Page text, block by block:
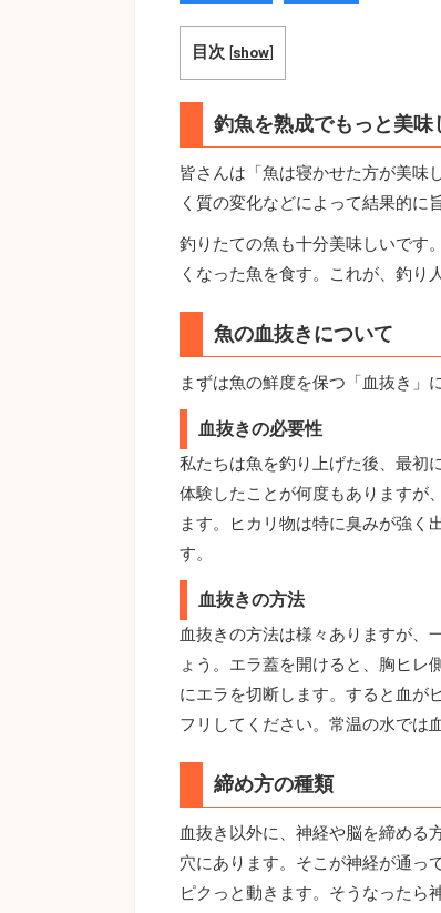
目次 [show]
釣魚を熟成でもっと美味
皆さんは「魚は寝かせた方が美味
く質の変化などによって結果的に
釣りたての魚も十分美味しいです
くなった魚を食す。これが、釣り
魚の血抜きについて
まずは魚の鮮度を保つ「血抜き」
血抜きの必要性
私たちは魚を釣り上げた後、最初
体験したことが何度もありますが
ます。ヒカリ物は特に臭みが強く
す。
血抜きの方法
血抜きの方法は様々ありますが、
ょう。エラ蓋を開けると、胸ヒレ
にエラを切断します。すると血が
フリしてください。常温の水では
締め方の種類
血抜き以外に、神経や脳を締める
穴にあります。そこが神経が通っ
ピクっと動きます。そうなったら